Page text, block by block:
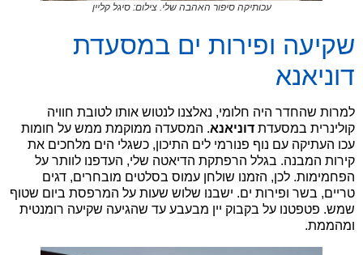
עכותיקה סיפור האהבה שלי. צילום: סיגל קליין
שקיעה ופירות ים במסעדת
דוניאנא
למרות שהחדר היה חלומי, נאלצנו לנטוש אותו לטובת חוויה
קולינרית במסעדת דוניאנא. המסעדה ממוקמת ממש על חומות
עכו העתיקה עם נוף פנורמי לים התיכון, כשגלי הים מלחכים את
קירות המבנה. בגלל הרפתקת הדיאטה שלי, העדפנו לוותר על
הפחמימות. לכן, הזמנו שולחן עמוס בסלטים מובחרים, דגים
טריים, בשר ופירות ים. ישבנו שלוש שעות על המרפסת ביום שטוף
שמש. פטפטנו על בקבוק יין מבעבע עד שהגיעה שקיעה רומנטית
ומהממת.